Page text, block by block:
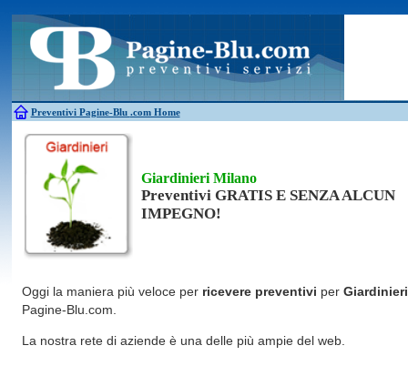
Preventivi Pagine-Blu .com Home
Antifurti
Allarme
Bagni chimici
Edilizia Giardinieri
Caldaie
Falegnami Idraulici
Canne fumarie
Parquet
Giardinieri Milano
Preventivi GRATIS E SENZA ALCUN
IMPEGNO!
Oggi la maniera più veloce per ricevere preventivi per Giardinieri
Pagine-Blu.com.
La nostra rete di aziende è una delle più ampie del web.